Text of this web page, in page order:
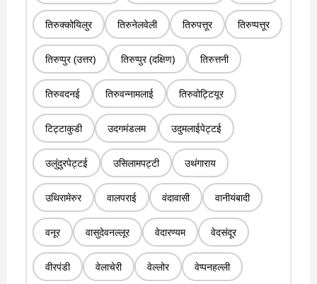
तिरुक्कोयिलुर तिरुनेलवेली तिरुपत्तूर तिरुप्पत्तूर
तिरुप्पुर (उत्तर) तिरुप्पुर (दक्षिण) तिरुत्तनी
तिरुवदनई तिरुवन्नामलाई तिरुवोट्टियूर
टिट्टाकुडी उदगमंडलम उदुमलाईपेट्टई
उलुंदुरपेट्टई उसिलामपट्टी उथंगाराय
उथिरामेरुर वालपराई वंदावासी वानीयंबादी
वनूर वासुदेवनल्लूर वेदारण्यम वेदसंदूर
वीरपंडी वेलाचेरी वेल्लोर वेप्पनहल्ली